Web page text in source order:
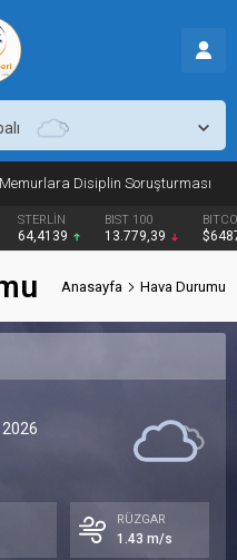
Disiplin Soruşturması
BIST 100
13.779,39
BITCOIN
$64871
Anasayfa Hava Durumu
RÜZGAR
1.43 m/s